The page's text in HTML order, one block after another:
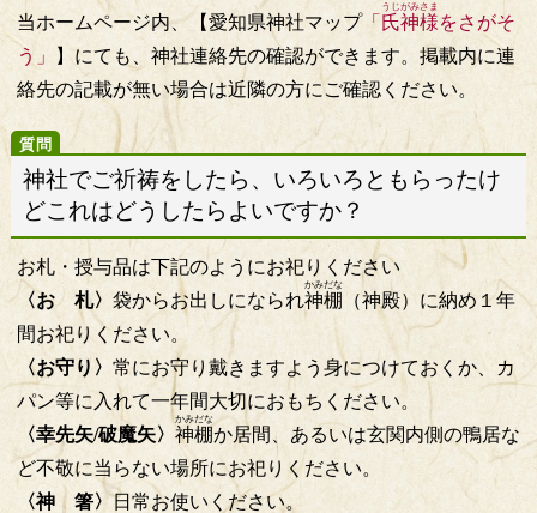
当ホームページ内、【愛知県神社マップ「 氏神様
うじがみさま
をさがそ
う」
】にても、神社連絡先の確認ができます。掲載内に連
絡先の記載が無い場合は近隣の方にご確認ください。
神社でご祈祷をしたら、いろいろともらったけ
どこれはどうしたらよいですか？
お札・授与品は下記のようにお祀りください
〈お 札〉 袋からお出しになられ神棚
かみだな
（神殿）に納め１年
間お祀りください。
〈お守り〉 常にお守り戴きますよう身につけておくか、カ
パン等に入れて一年間大切におもちください。
〈幸先矢/破魔矢〉 神棚
かみだな
か居間、あるいは玄関内側の鴨居な
ど不敬に当らない場所にお祀りください。
〈神 箸〉日常お使いください。